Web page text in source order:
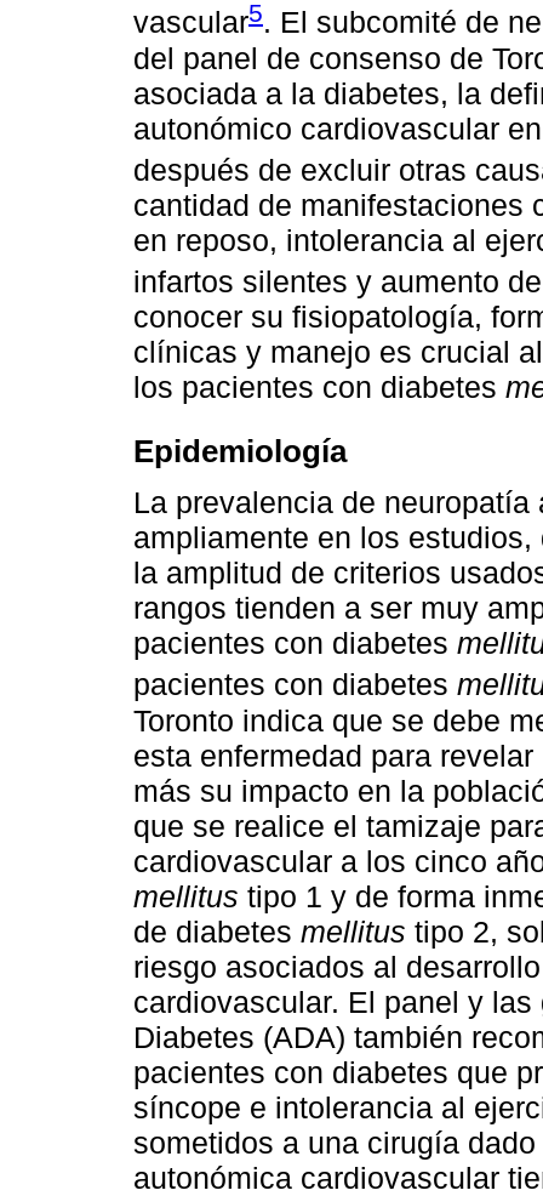
vascular5. El subcomité de
del panel de consenso de
asociada a la diabetes, la
autonómico cardiovascular
después de excluir otras
cantidad de manifestaciones
en reposo, intolerancia al
infartos silentes y aumento
conocer su fisiopatología,
clínicas y manejo es crucial
los pacientes con diabetes
Epidemiología
La prevalencia de
ampliamente en los
la amplitud de criterios
rangos tienden a ser muy
pacientes con diabetes
pacientes con diabetes
Toronto indica que se debe
esta enfermedad para
más su impacto en la
que se realice el tamizaje
cardiovascular a los cinco
mellitus tipo 1 y de forma
de diabetes mellitus tipo 2,
riesgo asociados al
cardiovascular. El panel y
Diabetes (ADA) también
pacientes con diabetes que
síncope e intolerancia al
sometidos a una cirugía
autonómica cardiovascular